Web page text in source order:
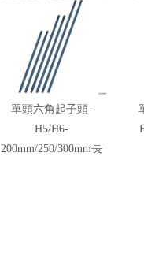
單頭六角起子頭-
H5/H6-
200mm/250/300mm長